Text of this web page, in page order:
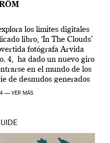
los límites digitales
libro, ‘In The Clouds’
fotógrafa Arvida
4, ha dado un nuevo giro
en el mundo de los
de desnudos generados
— VER MÁS